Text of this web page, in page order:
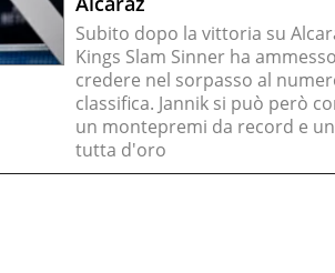
Subito dopo la vittoria su
Kings Slam Sinner ha
credere nel sorpasso al
classifica. Jannik si può però
un montepremi da record e
tutta d'oro